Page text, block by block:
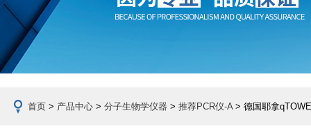
首页 > 产品中心 > 分子生物学仪器 > 推荐PCR仪-A> 德国耶拿